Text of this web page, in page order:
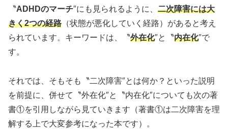
〝ADHDのマーチ″にも見られるように、 二次障害には大
きく2つの経路 （状態が悪化していく経路）があると考え
られています。キーワードは、〝外在化″と〝内在化″で
す。
それでは、そもそも〝二次障害″とは何か？といった説明
を前提に、併せて〝外在化″と〝内在化″についても次の著
書①を引用しながら見ていきます（著書①は二次障害を理
解する上で大変参考になった本です）。